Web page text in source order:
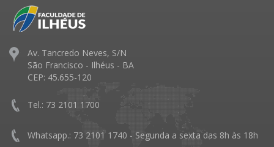
Av. Tancredo Neves, S/N
São Francisco - Ilhéus - BA
CEP: 45.655-120
Tel.: 73 2101 1700
Whatsapp.: 73 2101 1740 - Segunda a sexta das 8h às 18h